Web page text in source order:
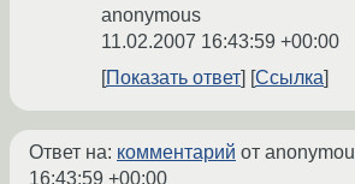
anonymous
11.02.2007 16:43:59 +00:00
Показать ответ
Ссылка
Ответ на: комментарий от
16:43:59 +00:00